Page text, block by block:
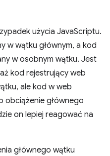
użycia JavaScriptu.
w wątku głównym, a kod
w osobnym wątku. Jest
kod rejestrujący web
ale kod w web
obciążenie głównego
on lepiej reagować na
głównego wątku